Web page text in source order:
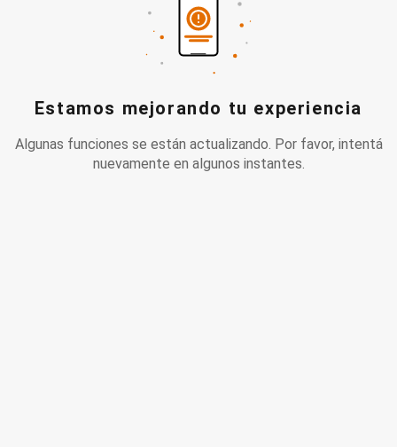
Estamos mejorando tu experiencia
Algunas funciones se están actualizando. Por favor, intentá
nuevamente en algunos instantes.